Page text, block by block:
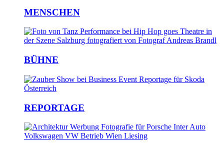
MENSCHEN
BÜHNE
REPORTAGE